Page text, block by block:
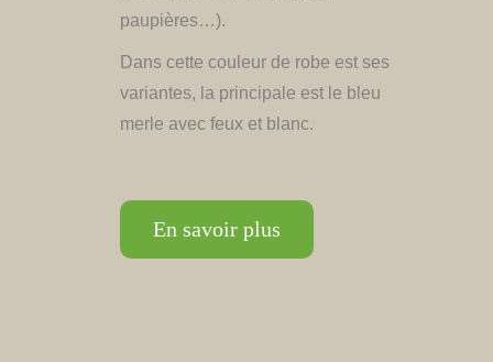
paupières…).
Dans cette couleur de robe est ses
variantes, la principale est le bleu
merle avec feux et blanc.
En savoir plus